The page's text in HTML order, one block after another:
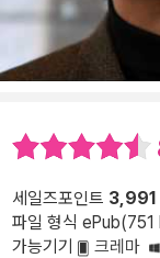
세일즈포인트 3,991
파일 형식 ePub(751
가능기기
크레마